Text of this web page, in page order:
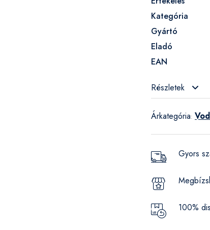
Kategória
Gyártó
Eladó
EAN
Részletek
Árkategória:
Gyors
100%